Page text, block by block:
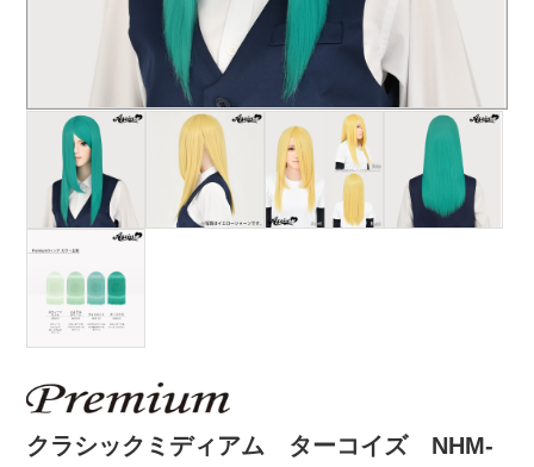
クラシックミディアム ターコイズ NHM-